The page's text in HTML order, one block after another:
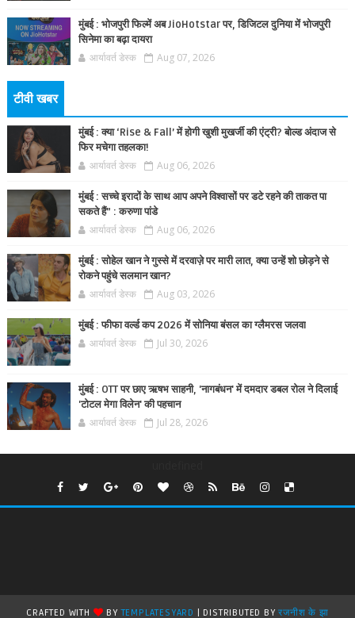
मुंबई : भोजपुरी फिल्में अब JioHotstar पर, डिजिटल दुनिया में भोजपुरी
सिनेमा का बढ़ा दायरा
आर्यावर्त डेस्क Aug 07, 2026
टीवी खबर
मुंबई : क्या ‘Rise & Fall’ में होगी खुशी मुखर्जी की एंट्री? बोल्ड अंदाज से
फिर मचेगा तहलका!
आर्यावर्त डेस्क Aug 06, 2026
मुंबई : सच्चे इरादों के साथ आप अपने विश्वासों पर डटे रहने की ताकत पा
सकते हैं” : करुणा पांडे
आर्यावर्त डेस्क Aug 06, 2026
मुंबई : सोहेल खान ने गुस्से में दरवाज़े पर मारी लात, क्या उन्हें शो छोड़ने से
रोकने पहुंचे सलमान खान?
आर्यावर्त डेस्क Aug 03, 2026
मुंबई : फीफा वर्ल्ड कप 2026 में सोनिया बंसल का ग्लैमरस जलवा
आर्यावर्त डेस्क Jul 30, 2026
मुंबई : OTT पर छाए ऋषभ साहनी, 'नागबंधन' में दमदार डबल रोल ने दिलाई
'टोटल मेगा विलेन' की पहचान
आर्यावर्त डेस्क Jul 28, 2026
CRAFTED WITH BYTEMPLATESYARD | DISTRIBUTED BYरजनीश के झा